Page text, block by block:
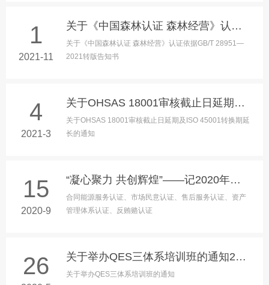
1
2021-11
关于《中国森林认证 森林经营》认证依据GB/T 28951—2021转版告知书
关于《中国森林认证 森林经营》认证依据GB/T 28951—
2021转版告知书
4
2021-3
关于OHSAS 18001审核截止日延期及ISO 45001转换期延长的通知
关于OHSAS 18001审核截止日延期及ISO 45001转换期延
长的通知
15
2020-9
“凝心聚力 共创辉煌”——记2020年上海申西认证桂林游
合同能源服务认证、市场民意认证、售后服务认证、资产
管理体系认证、反贿赂认证
26 关于举办QES三体系培训班的通知2020.6.10
关于举办QES三体系培训班的通知